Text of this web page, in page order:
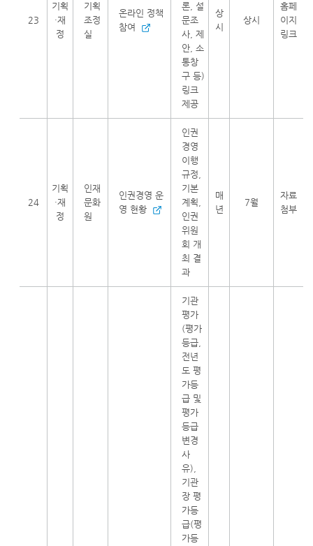
23
기획
·재
정
기획
조정
실
온라인 정책
참여
론, 설
문조
사, 제
안, 소
통창
구 등)
링크
제공
상
시
상시
홈페
이지
링크
24
기획
·재
정
인재
문화
원
인권경영 운
영 현황
인권
경영
이행
규정,
기본
계획,
인권
위원
회 개
최 결
과
매
년
7월
자료
첨부
기관
평가
(평가
등급,
전년
도 평
가등
급 및
평가
등급
변경
사
유),
기관
장 평
가등
급(평
가등